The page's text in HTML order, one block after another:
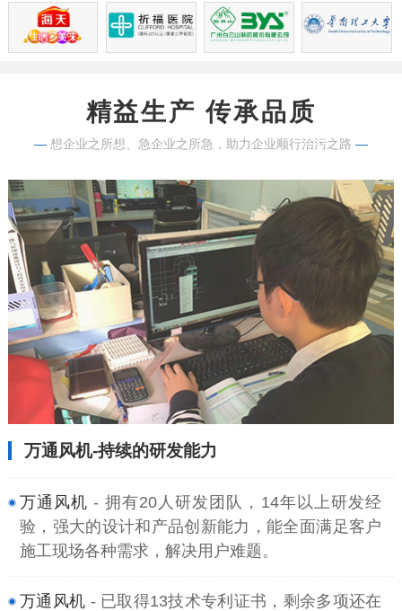
精益生产 传承品质
— 想企业之所想、急企业之所急，助力企业顺行治污之路 —
万通风机-持续的研发能力
万通风机 - 拥有20人研发团队，14年以上研发经
验，强大的设计和产品创新能力，能全面满足客户
施工现场各种需求，解决用户难题。
万通风机 - 已取得13技术专利证书，剩余多项还在